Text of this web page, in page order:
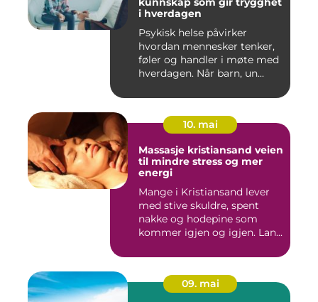
i hverdagen
Psykisk helse påvirker
hvordan mennesker tenker,
føler og handler i møte med
hverdagen. Når barn, un...
10. mai
Massasje kristiansand veien
til mindre stress og mer
energi
Mange i Kristiansand lever
med stive skuldre, spent
nakke og hodepine som
kommer igjen og igjen. Lan...
09. mai